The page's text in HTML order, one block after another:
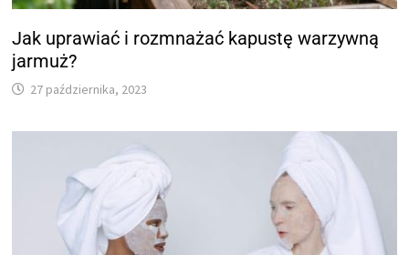
Jak uprawiać i rozmnażać kapustę warzywną
jarmuż?
27 października, 2023